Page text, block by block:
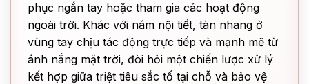
phục ngắn tay hoặc tham gia các hoạt động
ngoài trời. Khác với nám nội tiết, tàn nhang ở
vùng tay chịu tác động trực tiếp và mạnh mẽ từ
ánh nắng mặt trời, đòi hỏi một chiến lược xử lý
kết hợp giữa triệt tiêu sắc tố tại chỗ và bảo vệ